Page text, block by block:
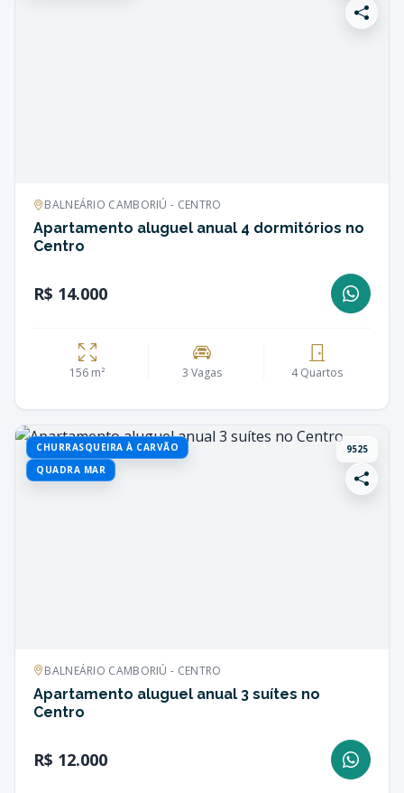
BALNEÁRIO CAMBORIÚ - CENTRO
Apartamento aluguel anual 4 dormitórios no
Centro
R$ 14.000
156 m² 3 Vagas 4 Quartos
CHURRASQUEIRA À CARVÃO
QUADRA MAR
9525
BALNEÁRIO CAMBORIÚ - CENTRO
Apartamento aluguel anual 3 suítes no
Centro
R$ 12.000